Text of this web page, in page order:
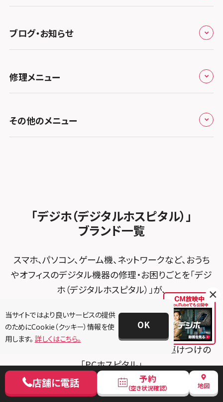
スマホスピタル 熊谷
スマホスピタル ゲオデジタルベース川口元郷
スマホスピタル埼玉大宮
スマホスピタル テルル蒲生
スマホスピタル テルル新越谷
スマホスピタル テルル草加花栗
スマホスピタル テルル東川口
スマホスピタル テルル松戸五香
スマホスピタル テルル宮野木
スマホスピタル千葉
スマホスピタル 東京大手町
スマホスピタル 大森
スマホスピタル練馬
スマホスピタル 神田
スマホスピタル静岡パルコ
スマホスピタル 藤枝
スマホスピタル名古屋駅前
スマホスピタル名古屋金山
スマホスピタル 大府
スマホスピタル 西枇杷島
スマホスピタル 尾張旭
スマホスピタル平和が丘
スマホスピタル春日井勝川
スマホスピタル by デジホ 梅田地下（うめちか）
スマホスピタル京橋
スマホスピタル難波
スマホスピタルイオンタウン茨木太田
スマホスピタル住道オペラパーク
スマホスピタル東大阪ロンモール布施
スマホスピタル堺
スマホスピタル 堺出張所
スマホスピタル京都河原町
スマホスピタル by デジホ 京都駅前
スマホスピタル宇治槙島
スマホスピタル烏丸
スマホスピタル 京都宇治
スマホスピタル岡山駅前
スマホスピタル西条
スマホスピタル by デジホ マークイズ福岡もも
ち
スマホスピタル福岡天神
スマホスピタル熊本下通
スマホスピタル GODOモバイル大分府内町
郵送修理依頼
キャンペーン一覧
ブログ・お知らせ
お知らせ
修理メニュー
iPhone修理メニュー
MacBook修理メニュー
その他のメニュー
FCNTスマートフォン修理
「デジホ（デジタルホスピタル）」
ブランド一覧
スマホ、パソコン、ゲーム機、ネットワークなど、おうち
やオフィスのデジタル機器の修理・お困りごとを「デジ
ホ（デジタルホスピタル）」が、
データそのまま、全国・最短即日で解決。
パソコン修理＆サポート、ネット・IoT機器・その他デジ
タル機器全般の設定やお困りごとは全国駆けつけの
「PCホスピタル」
スマホ・iPhone・タブレット修理＆サポートは全国約
100店舗の「スマホスピタル」
店舗に電話 予約
（空き状況確認） 地図
×
当サイトではより良いサービスの提供
のためにCookie（クッキー）情報を使
用します。 詳しくはこちら。
OK